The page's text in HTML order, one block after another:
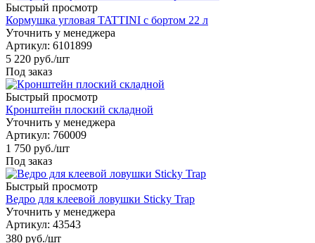
Быстрый просмотр
Кормушка угловая TATTINI с бортом 22 л
Уточнить у менеджера
Артикул: 6101899
5 220 руб./шт
Под заказ
Быстрый просмотр
Кронштейн плоский складной
Уточнить у менеджера
Артикул: 760009
1 750 руб./шт
Под заказ
Быстрый просмотр
Ведро для клеевой ловушки Sticky Trap
Уточнить у менеджера
Артикул: 43543
380 руб./шт